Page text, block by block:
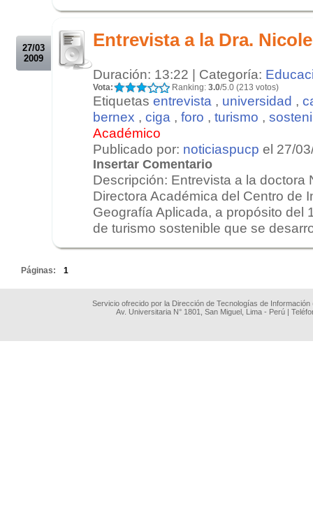
27/03
2009
Entrevista a la Dra.
Duración: 13:22 | Categoría:
Vota: Ranking: 3.0/5.0 (213 votos)
Etiquetas entrevista , universidad ,
bernex , ciga , foro , turismo ,
Académico
Publicado por: noticiaspucp el 27/
Insertar Comentario
Descripción: Entrevista a la doctora
Directora Académica del Centro de
Geografía Aplicada, a propósito del
de turismo sostenible que se
Páginas: 1
Servicio ofrecido por la Dirección de Tecnologías de
Av. Universitaria N° 1801, San Miguel, Lima - Perú |